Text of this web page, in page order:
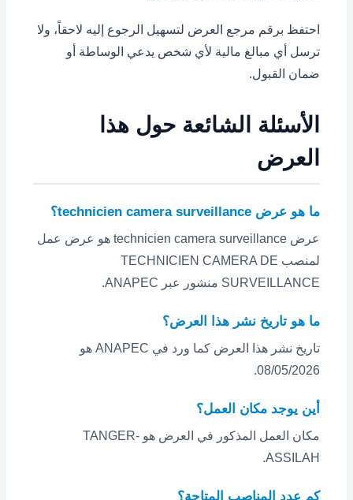
احتفظ برقم مرجع العرض لتسهيل الرجوع إليه لاحقاً، ولا
ترسل أي مبالغ مالية لأي شخص يدعي الوساطة أو
ضمان القبول.
الأسئلة الشائعة حول هذا
العرض
ما هو عرض technicien camera surveillance؟
عرض technicien camera surveillance هو عرض عمل
لمنصب TECHNICIEN CAMERA DE
SURVEILLANCE منشور عبر ANAPEC.
ما هو تاريخ نشر هذا العرض؟
تاريخ نشر هذا العرض كما ورد في ANAPEC هو
08/05/2026.
أين يوجد مكان العمل؟
مكان العمل المذكور في العرض هو TANGER-
ASSILAH.
كم عدد المناصب المتاحة؟